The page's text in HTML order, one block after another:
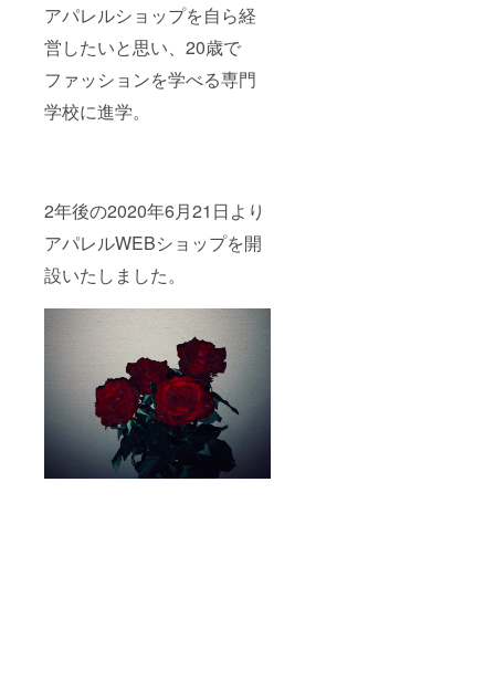
アパレルショップを自ら経
営したいと思い、20歳で
ファッションを学べる専門
学校に進学。
2年後の2020年6月21日より
アパレルWEBショップを開
設いたしました。